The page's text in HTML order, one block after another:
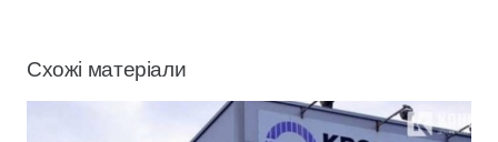
Схожі матеріали